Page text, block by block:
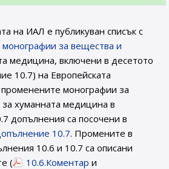
на ИАЛ e публикуван списък с
монографии за вещества и
медицина, включени в десетото
10.7) на Европейската
монографии за
хуманната медицина в
допълнения са посочени в
10.7. Промените в
10.6 и 10.7 са описани
(
10.6.Коментар и